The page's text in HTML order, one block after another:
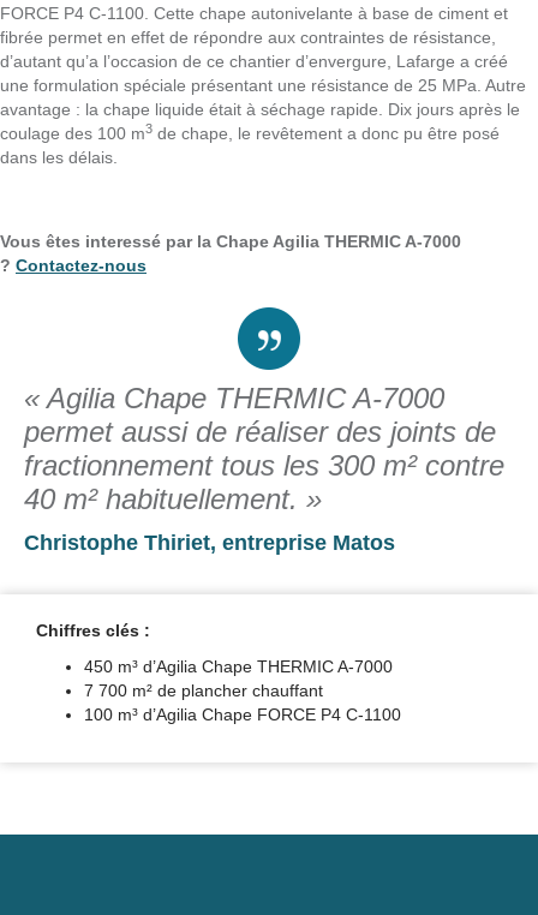
FORCE P4 C-1100. Cette chape autonivelante à base de ciment et
fibrée permet en effet de répondre aux contraintes de résistance,
d’autant qu’a l’occasion de ce chantier d’envergure, Lafarge a créé
une formulation spéciale présentant une résistance de 25 MPa. Autre
avantage : la chape liquide était à séchage rapide. Dix jours après le
coulage des 100 m3 de chape, le revêtement a donc pu être posé
dans les délais.
Vous êtes interessé par la Chape Agilia THERMIC A-7000
? Contactez-nous
« Agilia Chape THERMIC A-7000
permet aussi de réaliser des joints de
fractionnement tous les 300 m² contre
40 m² habituellement. »
Christophe Thiriet, entreprise Matos
Chiffres clés :
450 m³ d’Agilia Chape THERMIC A-7000
7 700 m² de plancher chauffant
100 m³ d’Agilia Chape FORCE P4 C-1100